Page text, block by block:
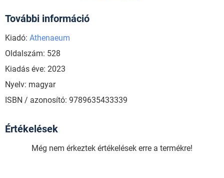
További információ
Kiadó: Athenaeum
Oldalszám: 528
Kiadás éve: 2023
Nyelv: magyar
ISBN / azonosító: 9789635433339
Értékelések
Még nem érkeztek értékelések erre a termékre!